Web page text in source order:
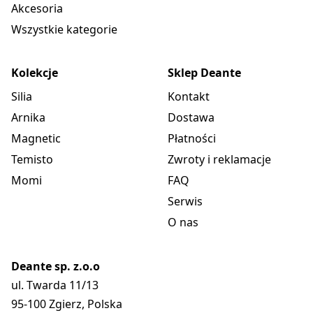
Akcesoria
Wszystkie kategorie
Kolekcje
Silia
Arnika
Magnetic
Temisto
Momi
Sklep Deante
Kontakt
Dostawa
Płatności
Zwroty i reklamacje
FAQ
Serwis
O nas
Deante sp. z.o.o
ul. Twarda 11/13
95-100 Zgierz, Polska